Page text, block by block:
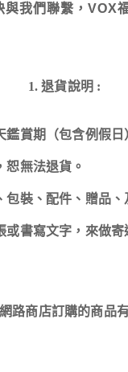
我們聯繫，VOX
1. 退貨說明 :
賞期（包含例假
無法退貨。
裝、配件、贈品
書寫文字，來做
路商店訂購的商品